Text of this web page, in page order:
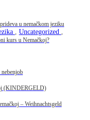
u nemačkom jeziku
Uncategorized
kurs u Nemačkoj?
(KINDERGELD)
– Weihnachtsgeld